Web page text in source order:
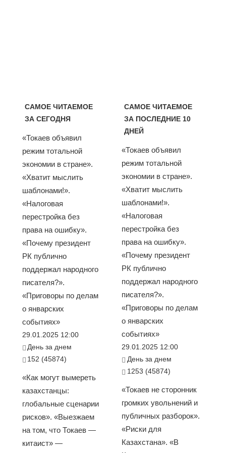
САМОЕ ЧИТАЕМОЕ
ЗА СЕГОДНЯ
«Токаев объявил
режим тотальной
экономии в стране».
«Хватит мыслить
шаблонами!».
«Налоговая
перестройка без
права на ошибку».
«Почему президент
РК публично
поддержал народного
писателя?».
«Приговоры по делам
о январских
событиях»
29.01.2025 12:00
День за днем
152 (45874)
«Как могут вымереть
казахстанцы:
глобальные сценарии
рисков». «Выезжаем
на том, что Токаев —
китаист» —
САМОЕ ЧИТАЕМОЕ
ЗА ПОСЛЕДНИЕ 10
ДНЕЙ
«Токаев объявил
режим тотальной
экономии в стране».
«Хватит мыслить
шаблонами!».
«Налоговая
перестройка без
права на ошибку».
«Почему президент
РК публично
поддержал народного
писателя?».
«Приговоры по делам
о январских
событиях»
29.01.2025 12:00
День за днем
1253 (45874)
«Токаев не сторонник
громких увольнений и
публичных разборок».
«Риски для
Казахстана». «В